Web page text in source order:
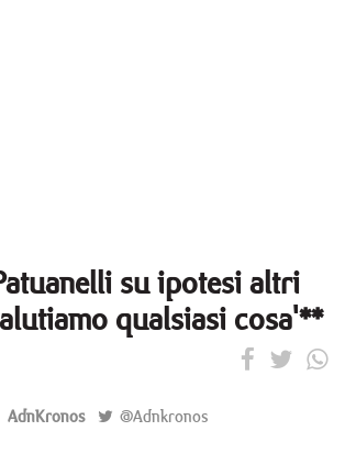
su ipotesi altri
qualsiasi cosa'**
AdnKronos @Adnkronos